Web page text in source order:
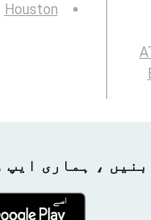
Houston